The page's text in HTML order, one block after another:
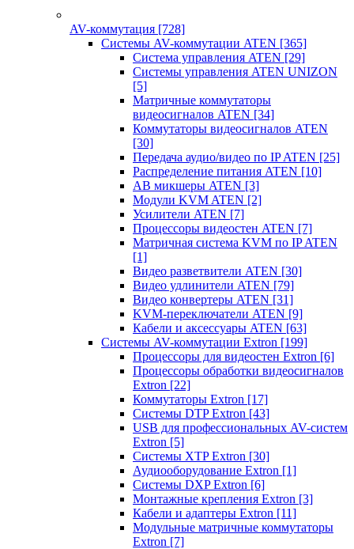
AV-коммутация [728]
Системы AV-коммутации ATEN [365]
Система управления ATEN [29]
Системы управления ATEN UNIZON
[5]
Матричные коммутаторы
видеосигналов ATEN [34]
Коммутаторы видеосигналов ATEN
[30]
Передача аудио/видео по IP ATEN [25]
Распределение питания ATEN [10]
АВ микшеры ATEN [3]
Модули KVM ATEN [2]
Усилители ATEN [7]
Процессоры видеостен ATEN [7]
Матричная система KVM по IP ATEN
[1]
Видео разветвители ATEN [30]
Видео удлинители ATEN [79]
Видео конвертеры ATEN [31]
KVM-переключатели ATEN [9]
Кабели и аксессуары ATEN [63]
Системы AV-коммутации Extron [199]
Процессоры для видеостен Extron [6]
Процессоры обработки видеосигналов
Extron [22]
Коммутаторы Extron [17]
Системы DTP Extron [43]
USB для профессиональных AV-систем
Extron [5]
Системы XTP Extron [30]
Аудиооборудование Extron [1]
Системы DXP Extron [6]
Монтажные крепления Extron [3]
Кабели и адаптеры Extron [11]
Модульные матричные коммутаторы
Extron [7]